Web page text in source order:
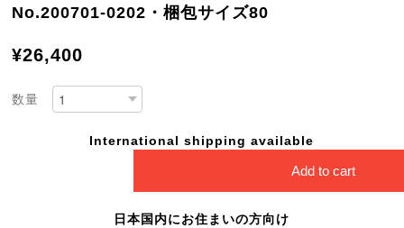
No.200701-0202・梱包サイズ80
¥26,400
数量
International shipping available
Add to cart
日本国内にお住まいの方向け